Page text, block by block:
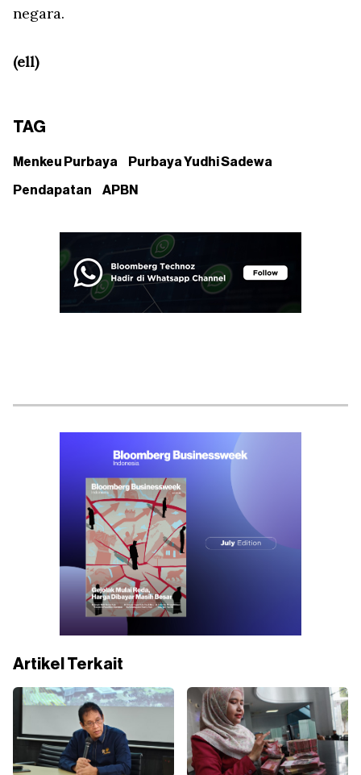
negara.
(ell)
TAG
Menkeu Purbaya Purbaya Yudhi Sadewa
Pendapatan APBN
Artikel Terkait